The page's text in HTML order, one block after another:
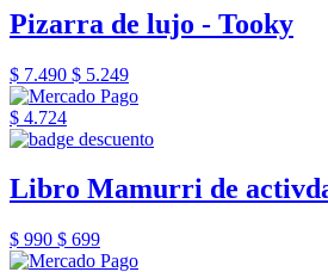
Pizarra de lujo - Tooky
$ 7.490 $ 5.249
$ 4.724
Libro Mamurri de
$ 990 $ 699